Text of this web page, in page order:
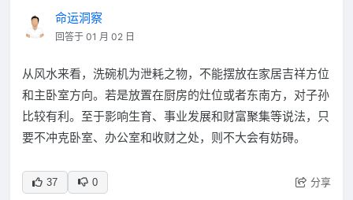
命运洞察
回答于 01 月 02 日
从风水来看，洗碗机为泄耗之物，不能摆放在家居吉祥方位
和主卧室方向。若是放置在厨房的灶位或者东南方，对子孙
比较有利。至于影响生育、事业发展和财富聚集等说法，只
要不冲克卧室、办公室和收财之处，则不大会有妨碍。
37 0 分享